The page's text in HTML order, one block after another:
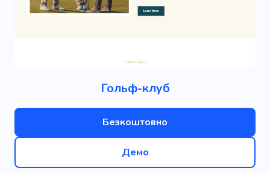
Гольф-клуб
Безкоштовно
Демо